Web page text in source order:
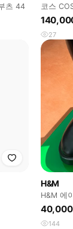
츠 44
코스
다 !
27
H&M
H&M 에
245-250
40,000
144